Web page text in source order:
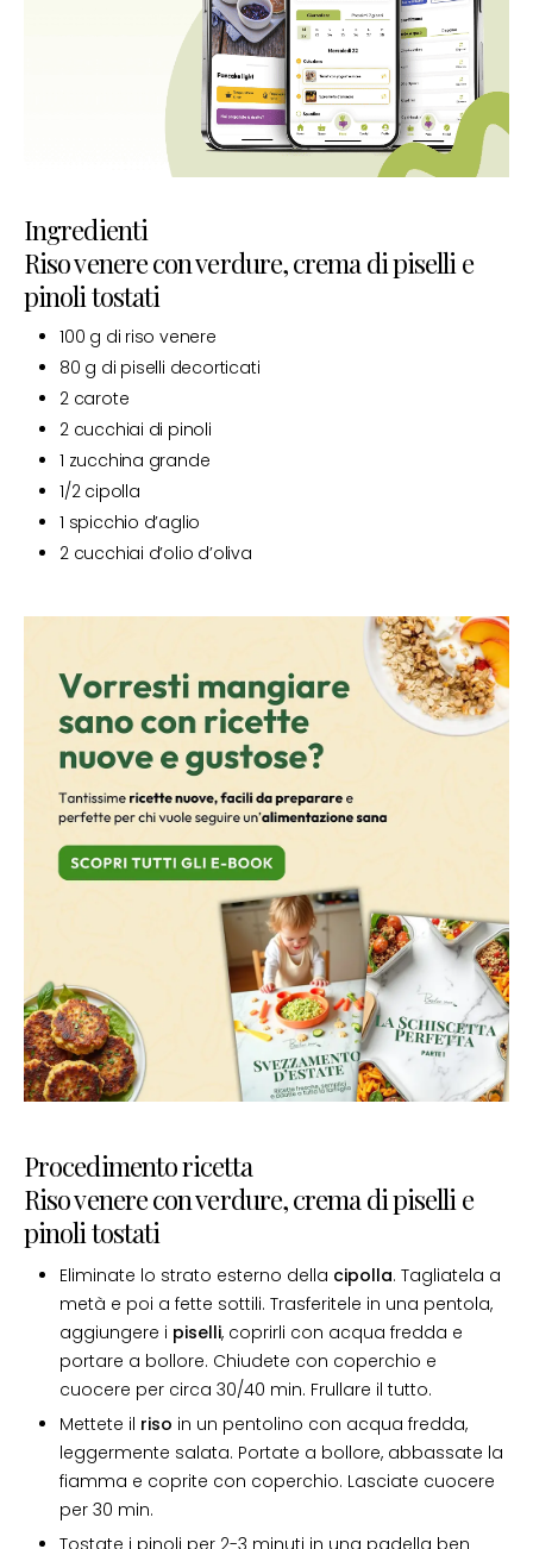
Ingredienti
Riso venere con verdure, crema di piselli e
pinoli tostati
100 g di riso venere
80 g di piselli decorticati
2 carote
2 cucchiai di pinoli
1 zucchina grande
1/2 cipolla
1 spicchio d’aglio
2 cucchiai d’olio d’oliva
Procedimento ricetta
Riso venere con verdure, crema di piselli e
pinoli tostati
Eliminate lo strato esterno della cipolla. Tagliatela a
metà e poi a fette sottili. Trasferitele in una pentola,
aggiungere i piselli, coprirli con acqua fredda e
portare a bollore. Chiudete con coperchio e
cuocere per circa 30/40 min. Frullare il tutto.
Mettete il riso in un pentolino con acqua fredda,
leggermente salata. Portate a bollore, abbassate la
fiamma e coprite con coperchio. Lasciate cuocere
per 30 min.
Tostate i pinoli per 2-3 minuti in una padella ben